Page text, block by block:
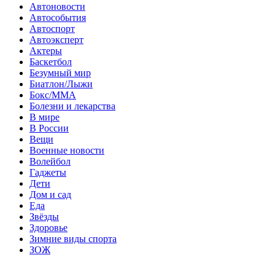
Автоновости
Автособытия
Автоспорт
Автоэксперт
Актеры
Баскетбол
Безумный мир
Биатлон/Лыжи
Бокс/MMA
Болезни и лекарства
В мире
В России
Вещи
Военные новости
Волейбол
Гаджеты
Дети
Дом и сад
Еда
Звёзды
Здоровье
Зимние виды спорта
ЗОЖ